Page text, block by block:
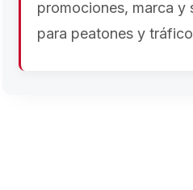
promociones, marca y
para peatones y